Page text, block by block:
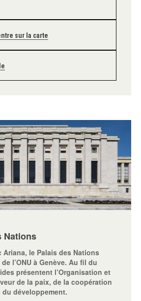
sur la carte
Nations
le Palais des Nations
l’ONU à Genève. Au fil du
présentent l’Organisation et
de la paix, de la coopération
développement.